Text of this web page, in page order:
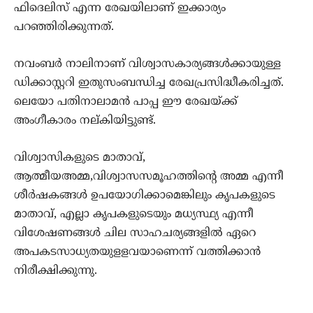
ഫിദെലിസ് എന്ന രേഖയിലാണ് ഇക്കാര്യം
പറഞ്ഞിരിക്കുന്നത്.
നവംബര്‍ നാലിനാണ് വിശ്വാസകാര്യങ്ങള്‍ക്കായുള്ള
ഡിക്കാസ്റ്ററി ഇതുസംബന്ധിച്ച രേഖപ്രസിദ്ധീകരിച്ചത്.
ലെയോ പതിനാലാമന്‍ പാപ്പ ഈ രേഖയ്ക്ക്
അംഗീകാരം നല്കിയിട്ടുണ്ട്.
വിശ്വാസികളുടെ മാതാവ്,
ആത്മീയഅമ്മ,വിശ്വാസസമൂഹത്തിന്റെ അമ്മ എന്നീ
ശീര്‍ഷകങ്ങള്‍ ഉപയോഗിക്കാമെങ്കിലും കൃപകളുടെ
മാതാവ്, എല്ലാ കൃപകളുടെയും മധ്യസ്ഥ്യ എന്നീ
വിശേഷണങ്ങള്‍ ചില സാഹചര്യങ്ങളില്‍ ഏറെ
അപകടസാധ്യതയുളളവയാണെന്ന് വത്തിക്കാന്‍
നിരീക്ഷിക്കുന്നു.